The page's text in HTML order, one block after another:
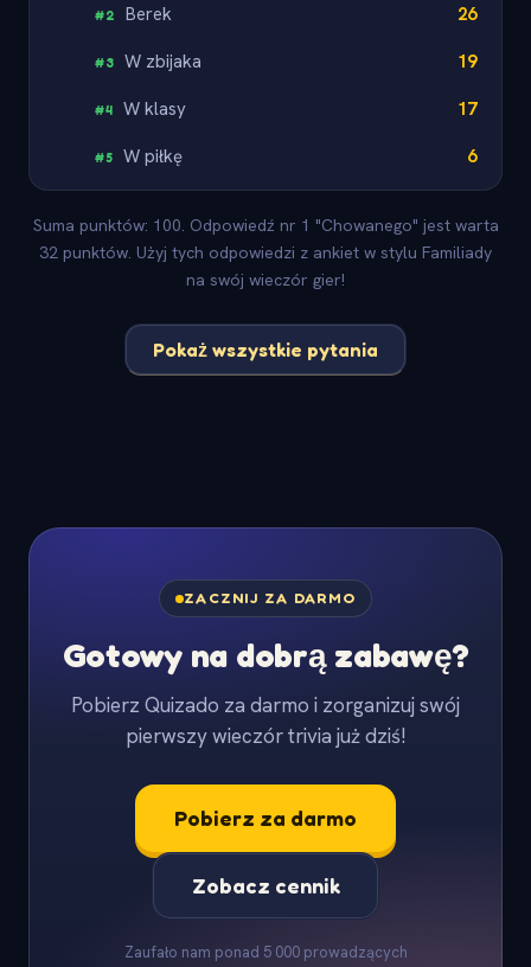
#2 Berek 26
#3 W zbijaka 19
#4 W klasy 17
#5 W piłkę 6
Suma punktów: 100. Odpowiedź nr 1 "Chowanego" jest warta
32 punktów. Użyj tych odpowiedzi z ankiet w stylu Familiady
na swój wieczór gier!
Pokaż wszystkie pytania
ZACZNIJ ZA DARMO
Gotowy na dobrą zabawę?
Pobierz Quizado za darmo i zorganizuj swój
pierwszy wieczór trivia już dziś!
Pobierz za darmo
Zobacz cennik
Zaufało nam ponad 5 000 prowadzących